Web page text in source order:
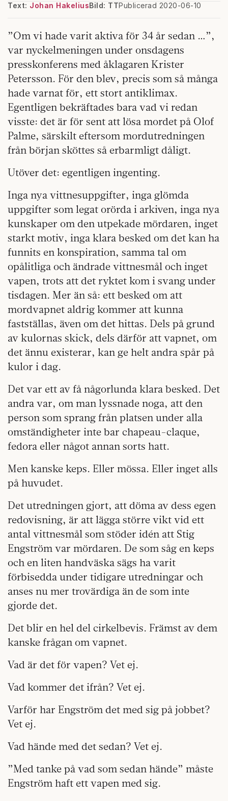
Text: Johan Hakelius Publicerad 2020-06-10
Bild: TT
”Om vi hade varit aktiva för 34 år sedan …”,
var nyckelmeningen under onsdagens
presskonferens med åklagaren Krister
Petersson. För den blev, precis som så många
hade varnat för, ett stort antiklimax.
Egentligen bekräftades bara vad vi redan
visste: det är för sent att lösa mordet på Olof
Palme, särskilt eftersom mordutredningen
från början sköttes så erbarmligt dåligt.
Utöver det: egentligen ingenting.
Inga nya vittnesuppgifter, inga glömda
uppgifter som legat orörda i arkiven, inga nya
kunskaper om den utpekade mördaren, inget
starkt motiv, inga klara besked om det kan ha
funnits en konspiration, samma tal om
opålitliga och ändrade vittnesmål och inget
vapen, trots att det ryktet kom i svang under
tisdagen. Mer än så: ett besked om att
mordvapnet aldrig kommer att kunna
fastställas, även om det hittas. Dels på grund
av kulornas skick, dels därför att vapnet, om
det ännu existerar, kan ge helt andra spår på
kulor i dag.
Det var ett av få någorlunda klara besked. Det
andra var, om man lyssnade noga, att den
person som sprang från platsen under alla
omständigheter inte bar chapeau-claque,
fedora eller något annan sorts hatt.
Men kanske keps. Eller mössa. Eller inget alls
på huvudet.
Det utredningen gjort, att döma av dess egen
redovisning, är att lägga större vikt vid ett
antal vittnesmål som stöder idén att Stig
Engström var mördaren. De som såg en keps
och en liten handväska sägs ha varit
förbisedda under tidigare utredningar och
anses nu mer trovärdiga än de som inte
gjorde det.
Det blir en hel del cirkelbevis. Främst av dem
kanske frågan om vapnet.
Vad är det för vapen? Vet ej.
Vad kommer det ifrån? Vet ej.
Varför har Engström det med sig på jobbet?
Vet ej.
Vad hände med det sedan? Vet ej.
”Med tanke på vad som sedan hände” måste
Engström haft ett vapen med sig.